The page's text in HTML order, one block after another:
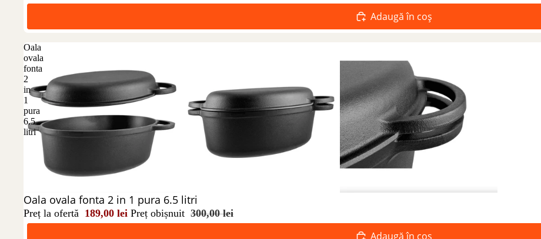
Adaugă în coș
Oala
ovala
fonta
2
in
1
pura
6.5
litri
Reducere 37%
Oala ovala fonta 2 in 1 pura 6.5 litri
Preț la ofertă 189,00 lei Preț obișnuit 300,00 lei
Adaugă în coș